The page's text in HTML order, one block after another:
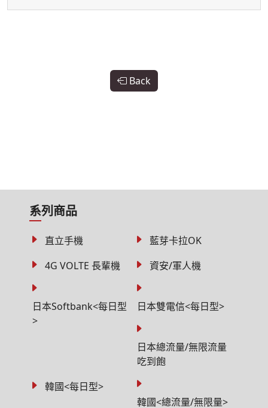
Back
系列商品
直立手機
藍芽卡拉OK
4G VOLTE 長輩機
資安/軍人機
日本Softbank<每日型
>
日本雙電信<每日型>
日本總流量/無限流量
吃到飽
韓國<每日型>
韓國<總流量/無限量>